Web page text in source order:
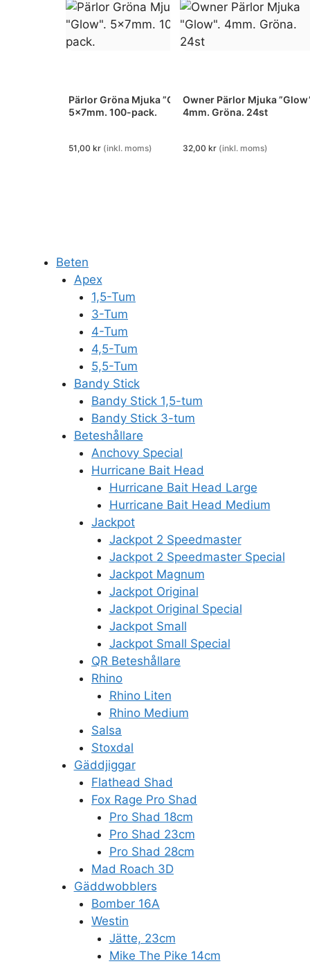
Pärlor Gröna Mjuka ”Glow”.
5x7mm. 100-pack.
51,00 kr (inkl. moms)
Owner Pärlor Mjuka
4mm. Gröna. 24st
32,00kr (inkl. moms)
Beten
Apex
1,5-Tum
3-Tum
4-Tum
4,5-Tum
5,5-Tum
Bandy Stick
Bandy Stick 1,5-tum
Bandy Stick 3-tum
Beteshållare
Anchovy Special
Hurricane Bait Head
Hurricane Bait Head Large
Hurricane Bait Head Medium
Jackpot
Jackpot 2 Speedmaster
Jackpot 2 Speedmaster Special
Jackpot Magnum
Jackpot Original
Jackpot Original Special
Jackpot Small
Jackpot Small Special
QR Beteshållare
Rhino
Rhino Liten
Rhino Medium
Salsa
Stoxdal
Gäddjiggar
Flathead Shad
Fox Rage Pro Shad
Pro Shad 18cm
Pro Shad 23cm
Pro Shad 28cm
Mad Roach 3D
Gäddwobblers
Bomber 16A
Westin
Jätte, 23cm
Mike The Pike 14cm